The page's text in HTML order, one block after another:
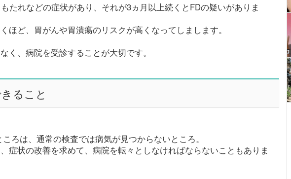
たれなどの症状があり、それが3ヵ月以上続くとFDの疑いがありま
ほど、胃がんや胃潰瘍のリスクが高くなってしまします。
く、病院を受診することが大切です。
ること
ろは、通常の検査では病気が見つからないところ。
症状の改善を求めて、病院を転々としなければならないこともありま